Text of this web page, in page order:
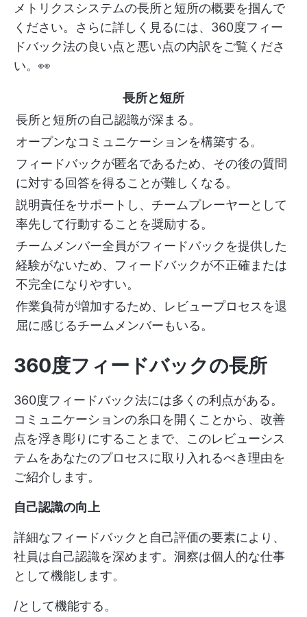
メトリクスシステムの長所と短所の概要を掴んで
ください。さらに詳しく見るには、360度フィー
ドバック法の良い点と悪い点の内訳をご覧くださ
い。👀
長所と短所
長所と短所の自己認識が深まる。
オープンなコミュニケーションを構築する。
フィードバックが匿名であるため、その後の質問
に対する回答を得ることが難しくなる。
説明責任をサポートし、チームプレーヤーとして
率先して行動することを奨励する。
チームメンバー全員がフィードバックを提供した
経験がないため、フィードバックが不正確または
不完全になりやすい。
作業負荷が増加するため、レビュープロセスを退
屈に感じるチームメンバーもいる。
360度フィードバックの長所
360度フィードバック法には多くの利点がある。
コミュニケーションの糸口を開くことから、改善
点を浮き彫りにすることまで、このレビューシス
テムをあなたのプロセスに取り入れるべき理由を
ご紹介します。
自己認識の向上
詳細なフィードバックと自己評価の要素により、
社員は自己認識を深めます。洞察は個人的な仕事
として機能します。
/として機能する。